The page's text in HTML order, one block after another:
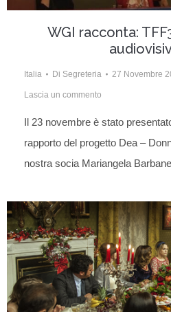
WGI racconta:
Italia Di Segreteria 27 Novembre
Lascia un commento
Il 23 novembre è stato
rapporto del progetto Dea –
nostra socia Mariangela